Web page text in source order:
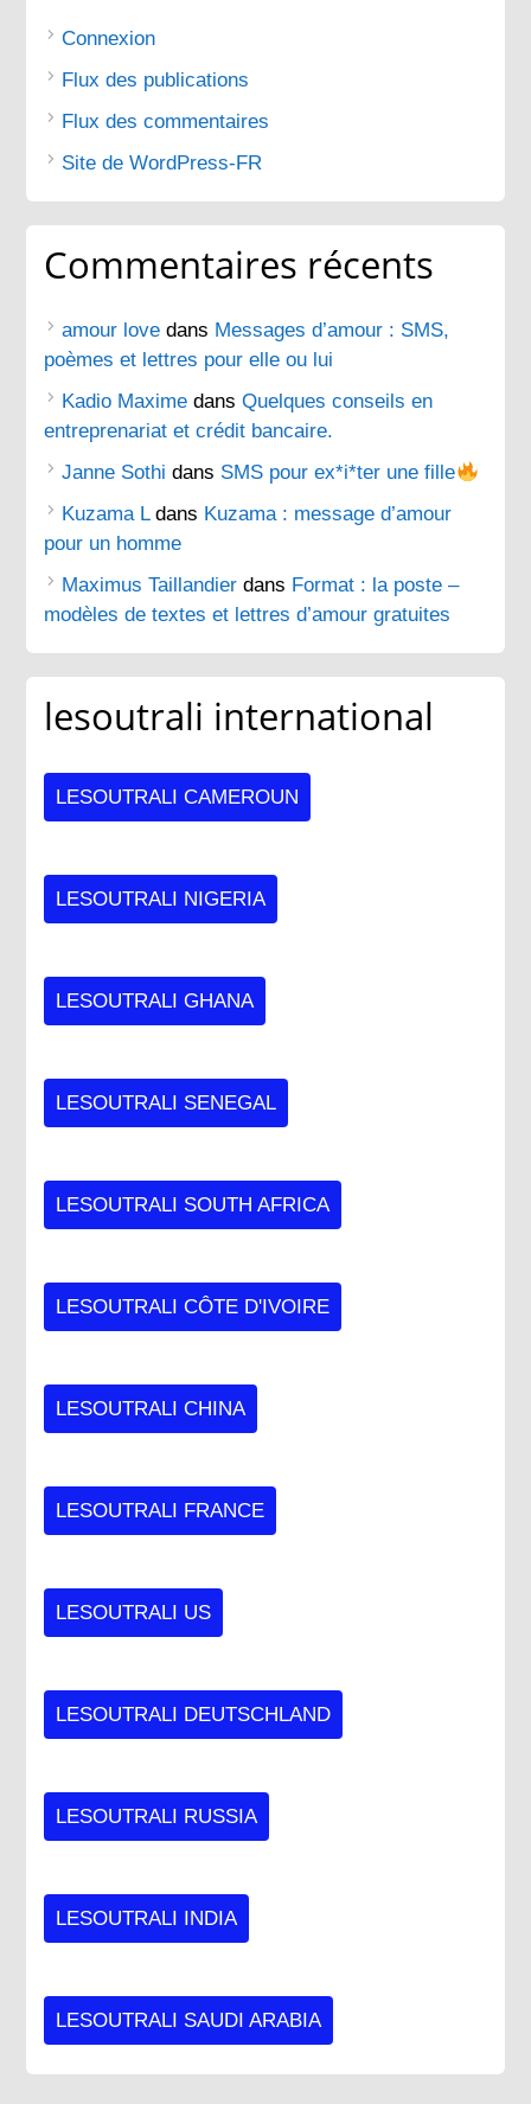
Connexion
Flux des publications
Flux des commentaires
Site de WordPress-FR
Commentaires récents
amour love dans Messages d’amour : SMS,
poèmes et lettres pour elle ou lui
Kadio Maxime dansQuelques conseils en
entreprenariat et crédit bancaire.
Janne Sothi dans SMS pour ex*i*ter une fille
Kuzama Ldans Kuzama : message d’amour
pour un homme
Maximus Taillandier dans Format : la poste –
modèles de textes et lettres d’amour gratuites
lesoutrali international
LESOUTRALI CAMEROUN
LESOUTRALI NIGERIA
LESOUTRALI GHANA
LESOUTRALI SENEGAL
LESOUTRALI SOUTH AFRICA
LESOUTRALI CÔTE D'IVOIRE
LESOUTRALI CHINA
LESOUTRALI FRANCE
LESOUTRALI US
LESOUTRALI DEUTSCHLAND
LESOUTRALI RUSSIA
LESOUTRALI INDIA
LESOUTRALI SAUDI ARABIA